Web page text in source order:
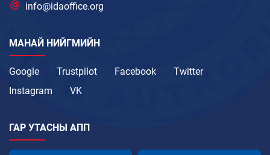
info@idaoffice.org
МАНАЙ НИЙГМИЙН
Google Trustpilot Facebook
Twitter
Instagram
VK
ГАР УТАСНЫ АПП